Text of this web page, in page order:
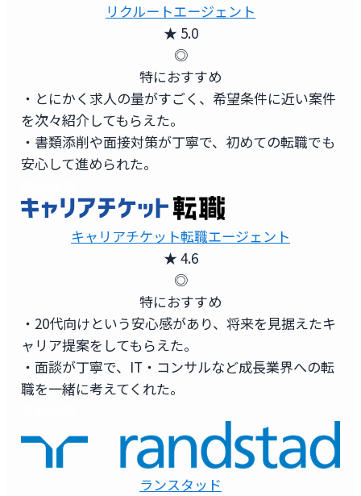
リクルートエージェント
★ 5.0
◎
特におすすめ
・とにかく求人の量がすごく、希望条件に近い案件
を次々紹介してもらえた。
・書類添削や面接対策が丁寧で、初めての転職でも
安心して進められた。
キャリアチケット転職エージェント
★ 4.6
◎
特におすすめ
・20代向けという安心感があり、将来を見据えたキ
ャリア提案をしてもらえた。
・面談が丁寧で、IT・コンサルなど成長業界への転
職を一緒に考えてくれた。
ランスタッド